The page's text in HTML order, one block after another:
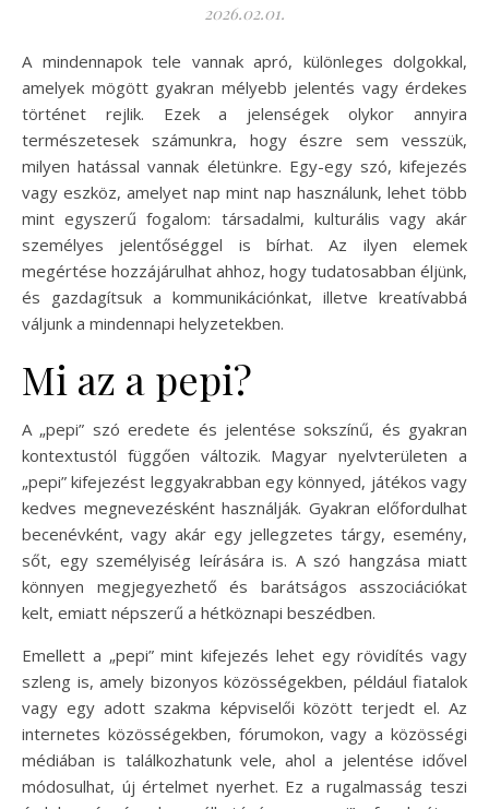
2026.02.01.
A mindennapok tele vannak apró, különleges dolgokkal,
amelyek mögött gyakran mélyebb jelentés vagy érdekes
történet rejlik. Ezek a jelenségek olykor annyira
természetesek számunkra, hogy észre sem vesszük,
milyen hatással vannak életünkre. Egy-egy szó, kifejezés
vagy eszköz, amelyet nap mint nap használunk, lehet több
mint egyszerű fogalom: társadalmi, kulturális vagy akár
személyes jelentőséggel is bírhat. Az ilyen elemek
megértése hozzájárulhat ahhoz, hogy tudatosabban éljünk,
és gazdagítsuk a kommunikációnkat, illetve kreatívabbá
váljunk a mindennapi helyzetekben.
Mi az a pepi?
A „pepi” szó eredete és jelentése sokszínű, és gyakran
kontextustól függően változik. Magyar nyelvterületen a
„pepi” kifejezést leggyakrabban egy könnyed, játékos vagy
kedves megnevezésként használják. Gyakran előfordulhat
becenévként, vagy akár egy jellegzetes tárgy, esemény,
sőt, egy személyiség leírására is. A szó hangzása miatt
könnyen megjegyezhető és barátságos asszociációkat
kelt, emiatt népszerű a hétköznapi beszédben.
Emellett a „pepi” mint kifejezés lehet egy rövidítés vagy
szleng is, amely bizonyos közösségekben, például fiatalok
vagy egy adott szakma képviselői között terjedt el. Az
internetes közösségekben, fórumokon, vagy a közösségi
médiában is találkozhatunk vele, ahol a jelentése idővel
módosulhat, új értelmet nyerhet. Ez a rugalmasság teszi